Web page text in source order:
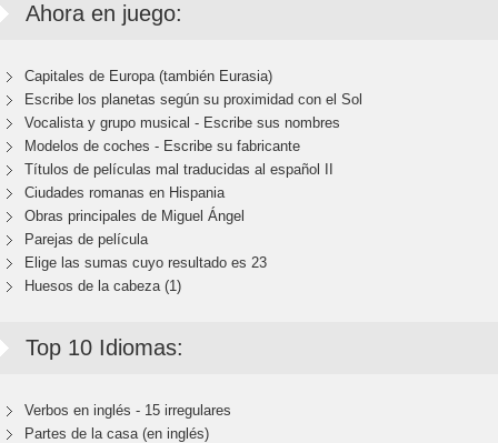
Ahora en juego:
Capitales de Europa (también Eurasia)
Escribe los planetas según su proximidad con el Sol
Vocalista y grupo musical - Escribe sus nombres
Modelos de coches - Escribe su fabricante
Títulos de películas mal traducidas al español II
Ciudades romanas en Hispania
Obras principales de Miguel Ángel
Parejas de película
Elige las sumas cuyo resultado es 23
Huesos de la cabeza (1)
Top 10 Idiomas:
Verbos en inglés - 15 irregulares
Partes de la casa (en inglés)